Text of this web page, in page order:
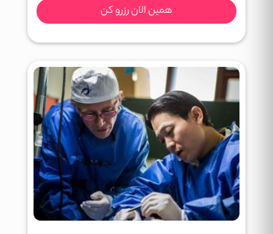
همین الان رزرو کن